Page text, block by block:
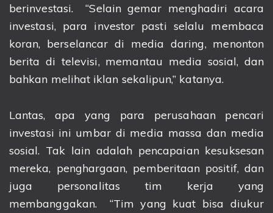
berinvestasi. “Selain gemar menghadiri acara
investasi, para investor pasti selalu membaca
koran, berselancar di media daring, menonton
berita di televisi, memantau media sosial, dan
bahkan melihat iklan sekalipun,” katanya.
Lantas, apa yang para perusahaan pencari
investasi ini umbar di media massa dan media
sosial. Tak lain adalah pencapaian kesuksesan
mereka, penghargaan, pemberitaan positif, dan
juga personalitas tim kerja yang
membanggakan. “Tim yang kuat bisa diukur